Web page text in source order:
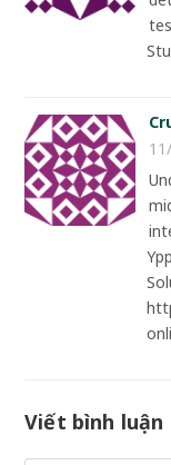
Viết bình luận